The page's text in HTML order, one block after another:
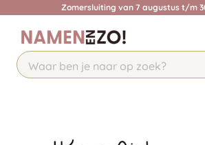
Zomersluiting van 7 augustus t/m
Chat 24/7 met onze
hulp
Contact